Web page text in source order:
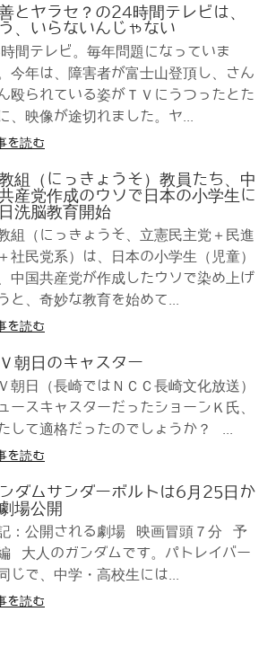
とヤラセ？の24時間テレビは、
、いらないんじゃない
間テレビ。毎年問題になっていま
今年は、障害者が富士山登頂し、さん
殴られている姿がＴＶにうつったとた
、映像が途切れました。ヤ...
を読む
組（にっきょうそ）教員たち、中
産党作成のウソで日本の小学生に
洗脳教育開始
組（にっきょうそ、立憲民主党＋民進
社民党系）は、日本の小学生（児童）
中国共産党が作成したウソで染め上げ
と、奇妙な教育を始めて...
を読む
朝日のキャスター
朝日（長崎ではＮＣＣ長崎文化放送）
ースキャスターだったショーンＫ氏、
して適格だったのでしょうか？ ...
を読む
ダムサンダーボルトは6月25日か
場公開
記：公開される劇場 映画冒頭７分 予
大人のガンダムです。パトレイバー
じで、中学・高校生には...
を読む